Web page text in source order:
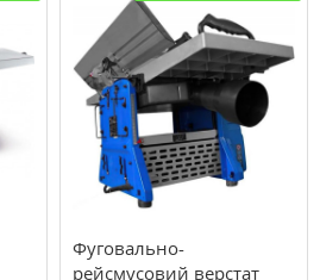
Фуговально-
рейсмусовий верстат